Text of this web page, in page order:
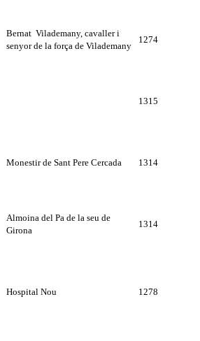
Bernat Vilademany, cavaller i
senyor de la força de Vilademany
1274
1315
Monestir de Sant Pere Cercada 1314
Almoina del Pa de la seu de
Girona
1314
Hospital Nou 1278